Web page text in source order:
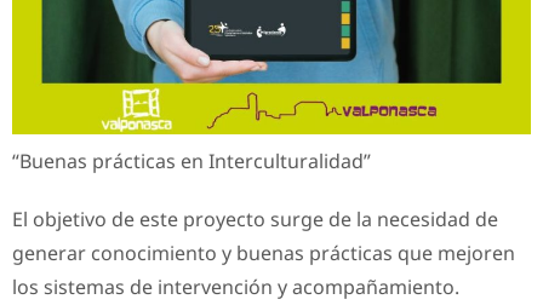
“Buenas prácticas en Interculturalidad”
El objetivo de este proyecto surge de la necesidad de
generar conocimiento y buenas prácticas que mejoren
los sistemas de intervención y acompañamiento.